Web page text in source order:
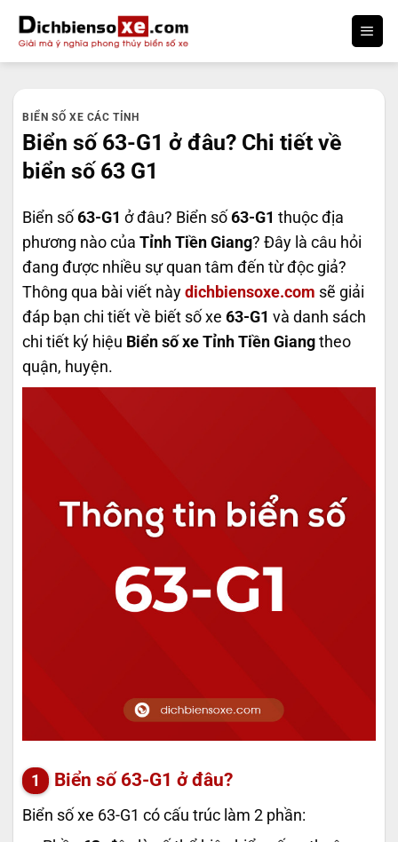
qua
nội
BIỂN SỐ XE CÁC TỈNH
Biển số 63-G1 ở đâu? Chi tiết về
biển số 63 G1
Biển số 63-G1 ở đâu? Biển số 63-G1 thuộc địa
phương nào của Tỉnh Tiền Giang? Đây là câu hỏi
đang được nhiều sự quan tâm đến từ độc giả?
Thông qua bài viết này dichbiensoxe.com sẽ giải
đáp bạn chi tiết về biết số xe 63-G1 và danh sách
chi tiết ký hiệu Biển số xe Tỉnh Tiền Giang theo
quận, huyện.
Biển số 63-G1 ở đâu?
Biển số xe 63-G1 có cấu trúc làm 2 phần: